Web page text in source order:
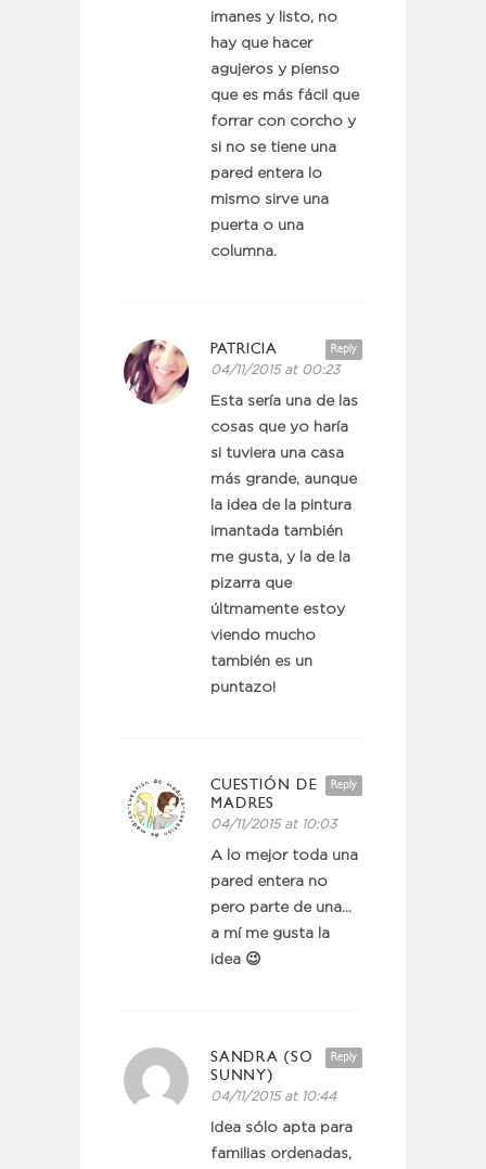
imanes y listo, no
hay que hacer
agujeros y pienso
que es más fácil que
forrar con corcho y
si no se tiene una
pared entera lo
mismo sirve una
puerta o una
columna.
Reply
PATRICIA
04/11/2015 at 00:23
Esta sería una de las
cosas que yo haría
si tuviera una casa
más grande, aunque
la idea de la pintura
imantada también
me gusta, y la de la
pizarra que
últmamente estoy
viendo mucho
también es un
puntazo!
Reply
CUESTIÓN DE
MADRES
04/11/2015 at 10:03
A lo mejor toda una
pared entera no
pero parte de una…
a mí me gusta la
idea 😉
Reply
SANDRA (SO
SUNNY)
04/11/2015 at 10:44
Idea sólo apta para
familias ordenadas,